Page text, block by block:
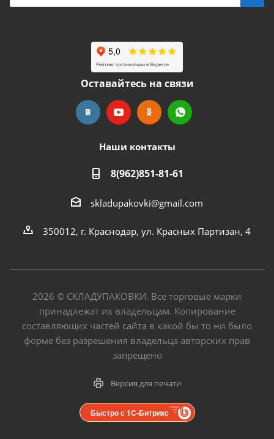
Оставайтесь на связи
Наши контакты
8(962)851-81-61
skladupakovki@gmail.com
350012, г. Краснодар, ул. Красных Партизан, 4
2026 © СКЛАДУПАКОВКИ. Все торговые марки
принадлежат их владельцам. Копирование
составляющих частей сайта в какой бы то ни было
форме без разрешения владельца авторских прав
запрещено
Версия для печати
Быстро с 1С-Битрикс